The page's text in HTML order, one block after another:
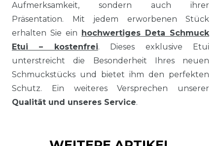
Aufmerksamkeit, sondern auch ihrer
Präsentation. Mit jedem erworbenen Stück
erhalten Sie ein
hochwertiges Deta Schmuck
Etui – kostenfrei. Dieses exklusive Etui
unterstreicht die Besonderheit Ihres neuen
Schmuckstücks und bietet ihm den perfekten
Schutz. Ein weiteres Versprechen unserer
Qualität und unseres Service.